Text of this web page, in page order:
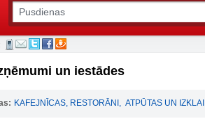
un iestādes
KAFEJNĪCAS, RESTORĀNI , ATPŪTAS UN